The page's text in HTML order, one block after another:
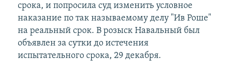
срока, и попросила суд изменить условное
наказание по так называемому делу "Ив Роше"
на реальный срок. В розыск Навальный был
объявлен за сутки до истечения
испытательного срока, 29 декабря.